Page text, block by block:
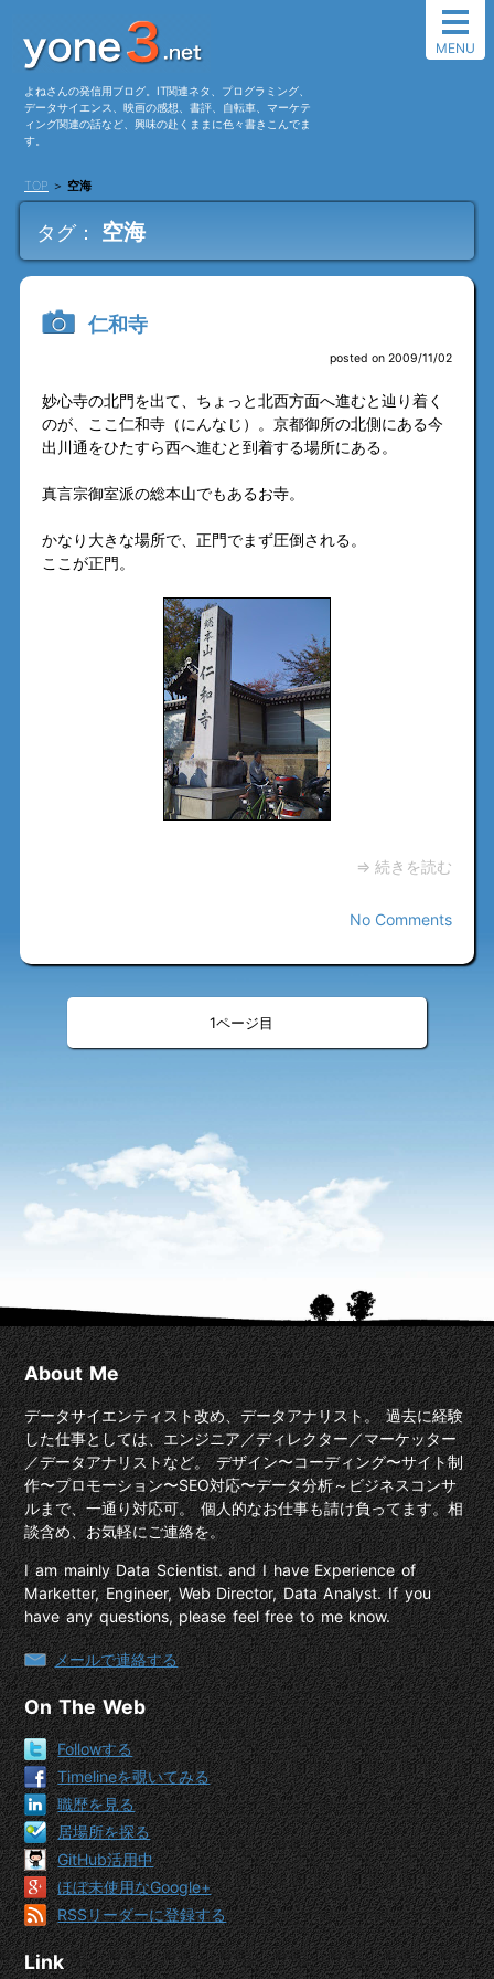
よねさんの発信用ブログ。IT関連ネタ、プログラミング、
データサイエンス、映画の感想、書評、自転車、マーケテ
ィング関連の話など、興味の赴くままに色々書きこんでま
す。
TOP ＞ 空海
MENU
タグ： 空海
仁和寺
posted on 2009/11/02
妙心寺の北門を出て、ちょっと北西方面へ進むと辿り着く
のが、ここ仁和寺（にんなじ）。京都御所の北側にある今
出川通をひたすら西へ進むと到着する場所にある。
真言宗御室派の総本山でもあるお寺。
かなり大きな場所で、正門でまず圧倒される。
ここが正門。
⇒ 続きを読む
No Comments
1
About Me
データサイエンティスト改め、データアナリスト。 過去に経験
した仕事としては、エンジニア／ディレクター／マーケッター
／データアナリストなど。 デザイン〜コーディング〜サイト制
作〜プロモーション〜SEO対応〜データ分析～ビジネスコンサ
ルまで、一通り対応可。 個人的なお仕事も請け負ってます。相
談含め、お気軽にご連絡を。
I am mainly Data Scientist. and I have Experience of
Marketter, Engineer, Web Director, Data Analyst. If you
have any questions, please feel free to me know.
メールで連絡する
On The Web
Followする
Timelineを覗いてみる
職歴を見る
居場所を探る
GitHub活用中
ほぼ未使用なGoogle+
RSSリーダーに登録する
Link